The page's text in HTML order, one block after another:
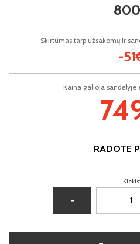
Kaina galioja sandėlyje
Skirtumas tarp užsakomų ir
-
RADOTE
Kiekis:
−